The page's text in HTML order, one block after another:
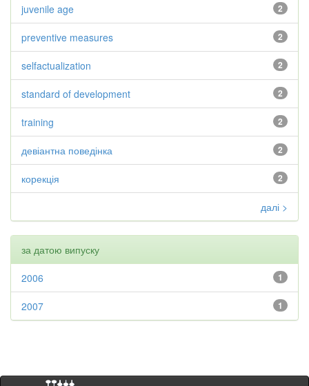
2
juvenile age
2
preventive measures
2
selfactualization
2
standard of development
2
training
2
девіантна поведінка
2
корекція
далі >
за датою випуску
1
2006
1
2007